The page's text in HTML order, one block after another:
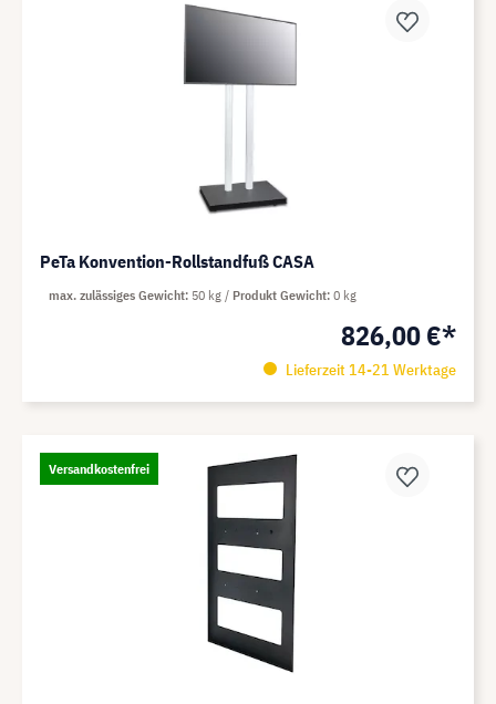
PeTa Konvention-Rollstandfuß CASA
826,00 €*
Lieferzeit 14-21 Werktage
max. zulässiges Gewicht 50 kg Produkt Gewicht 0 kg
Versandkostenfrei